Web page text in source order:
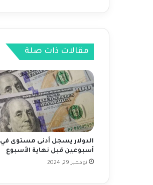
خ
ة
ت
ا
ل
ة
ف
ي
ر
ف
مقالات ذات صلة
الدولار يسجل أدنى مستوى في
أسبوعين قبل نهاية الأسبوع
نوفمبر 29, 2024